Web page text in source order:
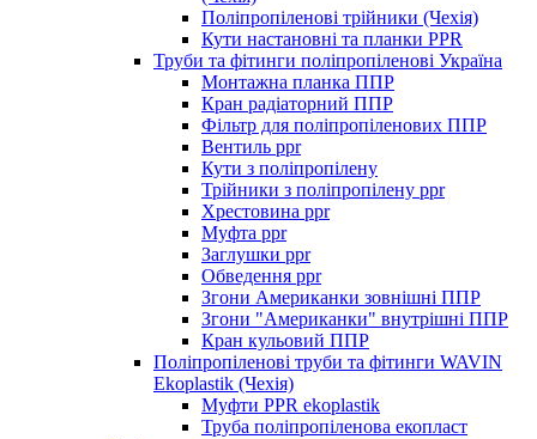
Поліпропіленові трійники (Чехія)
Кути настановні та планки PPR
Труби та фітинги поліпропіленові Україна
Монтажна планка ППР
Кран радіаторний ППР
Фільтр для поліпропіленових ППР
Вентиль ppr
Кути з поліпропілену
Трійники з поліпропілену ppr
Хрестовина ppr
Муфта ppr
Заглушки ppr
Обведення ppr
Згони Американки зовнішні ППР
Згони "Американки" внутрішні ППР
Кран кульовий ППР
Поліпропіленові труби та фітинги WAVIN
Ekoplastik (Чехія)
Муфти PPR ekoplastik
Труба поліпропіленова екопласт